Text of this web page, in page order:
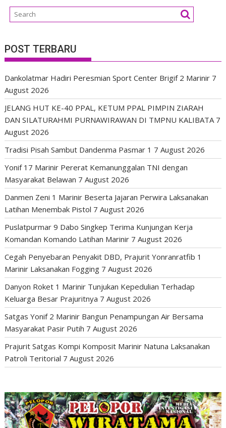
POST TERBARU
Dankolatmar Hadiri Peresmian Sport Center Brigif 2 Marinir 7
August 2026
JELANG HUT KE-40 PPAL, KETUM PPAL PIMPIN ZIARAH
DAN SILATURAHMI PURNAWIRAWAN DI TMPNU KALIBATA 7
August 2026
Tradisi Pisah Sambut Dandenma Pasmar 1 7 August 2026
Yonif 17 Marinir Pererat Kemanunggalan TNI dengan
Masyarakat Belawan 7 August 2026
Danmen Zeni 1 Marinir Beserta Jajaran Perwira Laksanakan
Latihan Menembak Pistol 7 August 2026
Puslatpurmar 9 Dabo Singkep Terima Kunjungan Kerja
Komandan Komando Latihan Marinir 7 August 2026
Cegah Penyebaran Penyakit DBD, Prajurit Yonranratfib 1
Marinir Laksanakan Fogging 7 August 2026
Danyon Roket 1 Marinir Tunjukan Kepedulian Terhadap
Keluarga Besar Prajuritnya 7 August 2026
Satgas Yonif 2 Marinir Bangun Penampungan Air Bersama
Masyarakat Pasir Putih 7 August 2026
Prajurit Satgas Kompi Komposit Marinir Natuna Laksanakan
Patroli Teritorial 7 August 2026